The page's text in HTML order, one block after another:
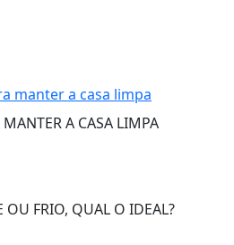
A CASA LIMPA
OU FRIO, QUAL O IDEAL?